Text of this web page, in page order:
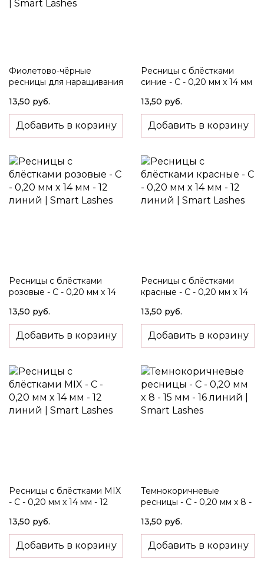
Фиолетово-чёрные
ресницы для наращивания
линий
13,50 руб.
Добавить в корзину
Ресницы c блёстками
синие - C - 0,20 мм x 14 мм
13,50 руб.
Добавить в корзину
Ресницы c блёстками
розовые - C - 0,20 мм x 14
13,50 руб.
Добавить в корзину
Ресницы c блёстками
красные - C - 0,20 мм x 14
13,50 руб.
Добавить в корзину
Ресницы c блёстками MIX
- C - 0,20 мм x 14 мм - 12
13,50 руб.
Добавить в корзину
Темнокоричневые
ресницы - C - 0,20 мм x 8 -
13,50 руб.
Добавить в корзину